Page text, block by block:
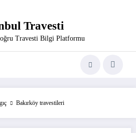
Travesti
Travesti Bilgi Platformu
Bakırköy travestileri